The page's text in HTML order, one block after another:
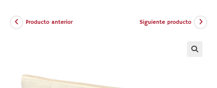
Producto anterior Siguiente producto